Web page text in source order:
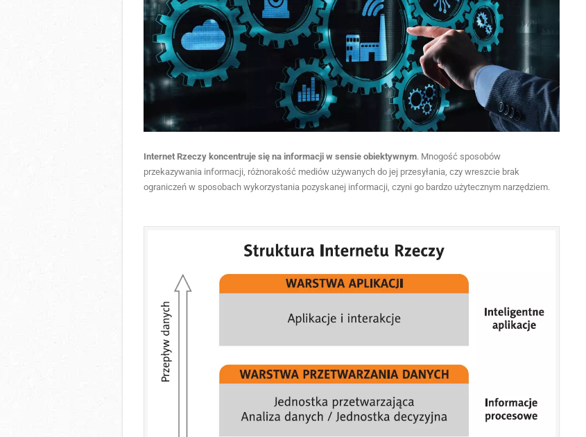
Internet Rzeczy koncentruje się na informacji w sensie obiektywnym. Mnogość sposobów
przekazywania informacji, różnorakość mediów używanych do jej przesyłania, czy wreszcie brak
ograniczeń w sposobach wykorzystania pozyskanej informacji, czyni go bardzo użytecznym narzędziem.